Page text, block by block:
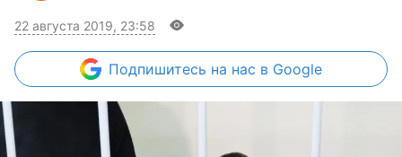
22 августа 2019, 23:58
Подпишитесь на нас в Google